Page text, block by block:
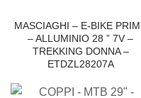
MASCIAGHI – E-BIKE
– ALLUMINIO 28 ” 7V –
TREKKING DONNA –
ETDZL28207A